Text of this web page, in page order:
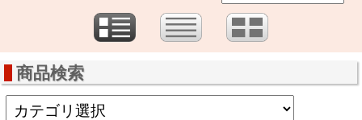
商品検索